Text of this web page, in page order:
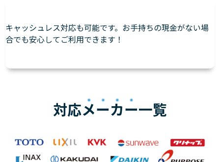
キャッシュレス対応も可能です。お手持ちの現金がない場
合でも安心してご利用できます！
対応メーカー一覧